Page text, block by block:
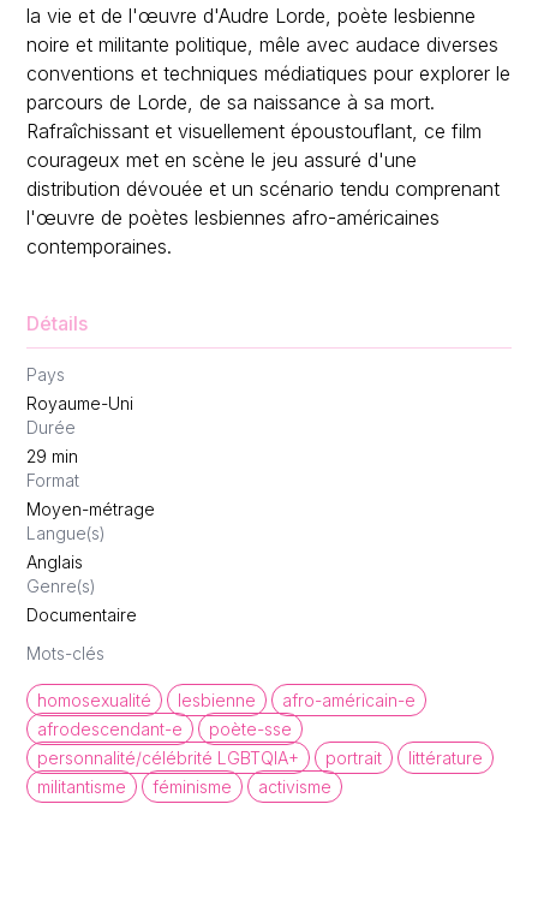
la vie et de l'œuvre d'Audre Lorde, poète lesbienne
noire et militante politique, mêle avec audace diverses
conventions et techniques médiatiques pour explorer le
parcours de Lorde, de sa naissance à sa mort.
Rafraîchissant et visuellement époustouflant, ce film
courageux met en scène le jeu assuré d'une
distribution dévouée et un scénario tendu comprenant
l'œuvre de poètes lesbiennes afro-américaines
contemporaines.
Détails
Pays
Royaume-Uni
Durée
29 min
Format
Moyen-métrage
Langue(s)
Anglais
Genre(s)
Documentaire
Mots-clés
homosexualité lesbienne
afro-américain-e
afrodescendant-e
poète-sse
personnalité/célébrité LGBTQIA+
portrait
littérature
militantisme
féminisme activisme